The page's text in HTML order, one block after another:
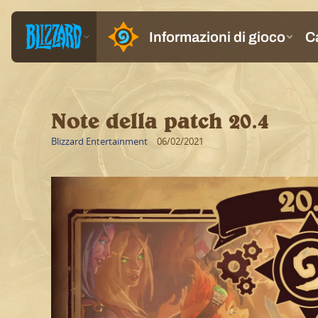
Note della patch 20.4
Blizzard Entertainment 06/02/2021